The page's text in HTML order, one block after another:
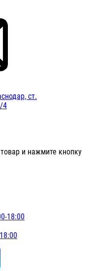
ст.
4
и нажмите кнопку
18:00